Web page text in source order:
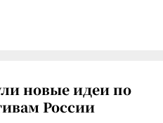
новые идеи по
России